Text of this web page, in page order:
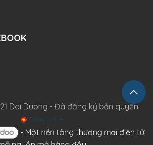
Dai Duong - Đã đăng ký bản quyền.
Tiếng Việt
- Một nền tảng thương mại điện tử